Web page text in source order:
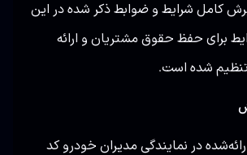
کامل شرایط و ضوابط ذکر شده در این
برای حفظ حقوق مشتریان و ارائه
شده است.
در نمایندگی مدیران خودرو کد